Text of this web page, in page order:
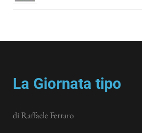
La Giornata tipo
di Raffaele Ferraro